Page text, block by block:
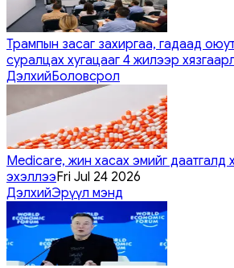
Трампын засаг захиргаа, гадаад
суралцах хугацааг 4 жилээр
ДэлхийБоловсрол
Medicare, жин хасах эмийг даатгалд
эхэллээFri Jul 24 2026
ДэлхийЭрүүл мэнд